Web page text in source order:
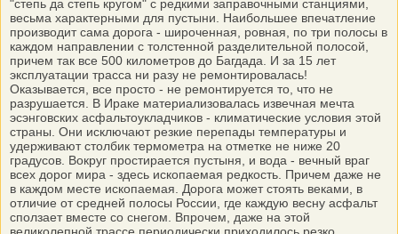
"степь да степь кругом" с редкими заправочными станциями,
весьма характерными для пустыни. Наибольшее впечатление
производит сама дорога - широченная, ровная, по три полосы в
каждом направлении с толстенной разделительной полосой,
причем так все 500 километров до Багдада. И за 15 лет
эксплуатации трасса ни разу не ремонтировалась!
Оказывается, все просто - не ремонтируется то, что не
разрушается. В Ираке материализовалась извечная мечта
эсэнговских асфальтоукладчиков - климатические условия этой
страны. Они исключают резкие перепады температуры и
удерживают столбик термометра на отметке не ниже 20
градусов. Вокруг простирается пустыня, и вода - вечный враг
всех дорог мира - здесь ископаемая редкость. Причем даже не
в каждом месте ископаемая. Дорога может стоять веками, в
отличие от средней полосы России, где каждую весну асфальт
сползает вместе со снегом. Впрочем, даже на этой